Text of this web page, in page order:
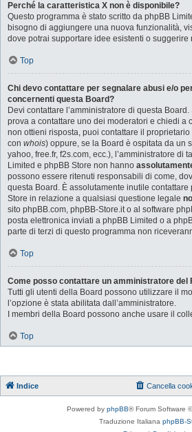
Perché la caratteristica X non è disponibile?
Questo programma è stato scritto da phpBB
bisogno di aggiungere una nuova funzionalità,
dove potrai supportare idee esistenti o suggerire
Top
Chi devo contattare per segnalare abusi e/o
concernenti questa Board?
Devi contattare l’amministratore di questa
prova a contattare uno dei moderatori e chiedi a
non ottieni risposta, puoi contattare il
con whois) oppure, se la Board è ospitata da un
yahoo, free.fr, f2s.com, ecc.), l’amministratore di
Limited e phpBB Store non hanno
possono essere ritenuti responsabili di come,
questa Board. È assolutamente inutile
Store in relazione a qualsiasi questione legale
sito phpBB.com, phpBB-Store.it o al software
posta elettronica inviati a phpBB Limited o a
parte di terzi di questo programma non
Top
Come posso contattare un amministratore del
Tutti gli utenti della Board possono utilizzare il
l’opzione è stata abilitata dall’amministratore.
I membri della Board possono anche usare il
Top
Indice Cancella
Powered by phpBB® Forum Software
Traduzione Italiana phpBB-